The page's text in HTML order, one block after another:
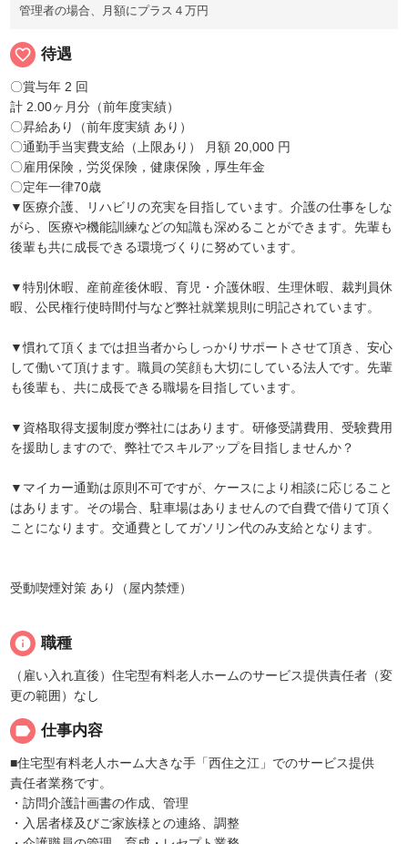
管理者の場合、月額にプラス４万円
favorite_border 待遇
〇賞与年 2 回
計 2.00ヶ月分（前年度実績）
〇昇給あり（前年度実績 あり）
〇通勤手当実費支給（上限あり） 月額 20,000 円
〇雇用保険，労災保険，健康保険，厚生年金
〇定年一律70歳
▼医療介護、リハビリの充実を目指しています。介護の仕事をしな
がら、医療や機能訓練などの知識も深めることができます。先輩も
後輩も共に成長できる環境づくりに努めています。
▼特別休暇、産前産後休暇、育児・介護休暇、生理休暇、裁判員休
暇、公民権行使時間付与など弊社就業規則に明記されています。
▼慣れて頂くまでは担当者からしっかりサポートさせて頂き、安心
して働いて頂けます。職員の笑顔も大切にしている法人です。先輩
も後輩も、共に成長できる職場を目指しています。
▼資格取得支援制度が弊社にはあります。研修受講費用、受験費用
を援助しますので、弊社でスキルアップを目指しませんか？
▼マイカー通勤は原則不可ですが、ケースにより相談に応じること
はあります。その場合、駐車場はありませんので自費で借りて頂く
ことになります。交通費としてガソリン代のみ支給となります。
受動喫煙対策 あり（屋内禁煙）
info 職種
（雇い入れ直後）住宅型有料老人ホームのサービス提供責任者（変
更の範囲）なし
label 仕事内容
■住宅型有料老人ホーム大きな手「西住之江」でのサービス提供
責任者業務です。
・訪問介護計画書の作成、管理
・入居者様及びご家族様との連絡、調整